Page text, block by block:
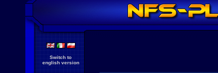
Switch to
english version